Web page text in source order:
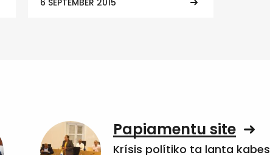
Papiamentu site
Krísis polítiko ta lanta kabes